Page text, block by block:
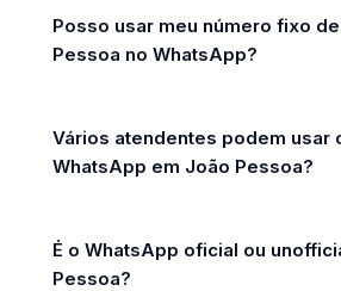
Posso usar meu número fixo
Pessoa no WhatsApp?
Vários atendentes podem usar
WhatsApp em João Pessoa?
É o WhatsApp oficial ou
Pessoa?